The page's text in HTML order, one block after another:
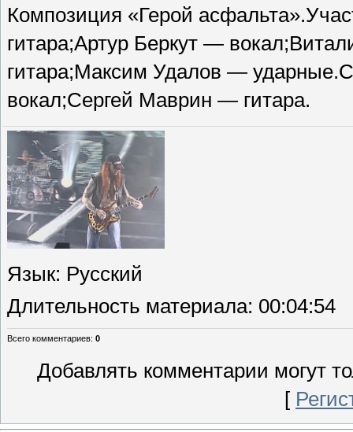
Композиция «Герой
гитара;Артур Беркут —
гитара;Максим Удалов —
вокал;Сергей Маврин — гитара.
Язык: Русский
Длительность материала: 00:04:54
Всего комментариев: 0
Добавлять комментарии могут
[